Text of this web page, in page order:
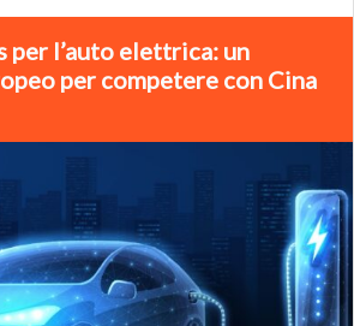
l’auto elettrica: un
per competere con Cina